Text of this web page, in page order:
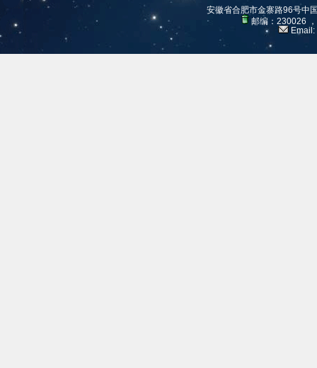
安徽省合肥市金寨路96号中
邮编：230026
Email: